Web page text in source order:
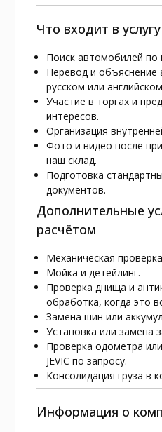
Что входит в услугу
Поиск автомобилей по
Перевод и объяснение
русском или
Участие в торгах и
интересов.
Организация
Фото и видео после
наш склад.
Подготовка
документов.
Дополнительные
расчётом
Механическая
Мойка и детейлинг.
Проверка днища и
обработка, когда это
Замена шин или
Установка или замена
Проверка одометра
JEVIC по запросу.
Консолидация груза в
Информация о